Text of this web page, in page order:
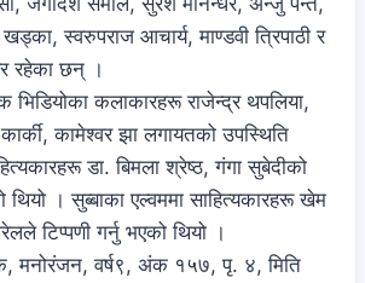
स्वरुपराज आचार्य, माण्डवी त्रिपाठी र
रहेका छन् ।
भिडियोका कलाकारहरू राजेन्द्र थपलिया,
कार्की, कामेश्वर झा लगायतको उपस्थिति
डा. बिमला श्रेष्ठ, गंगा सुबेदीको
थियो । सुब्बाका एल्वममा साहित्यकारहरू खेम
टिप्पणी गर्नु भएको थियो ।
मनोरंजन, वर्ष९, अंक १५७, पृ. ४, मिति